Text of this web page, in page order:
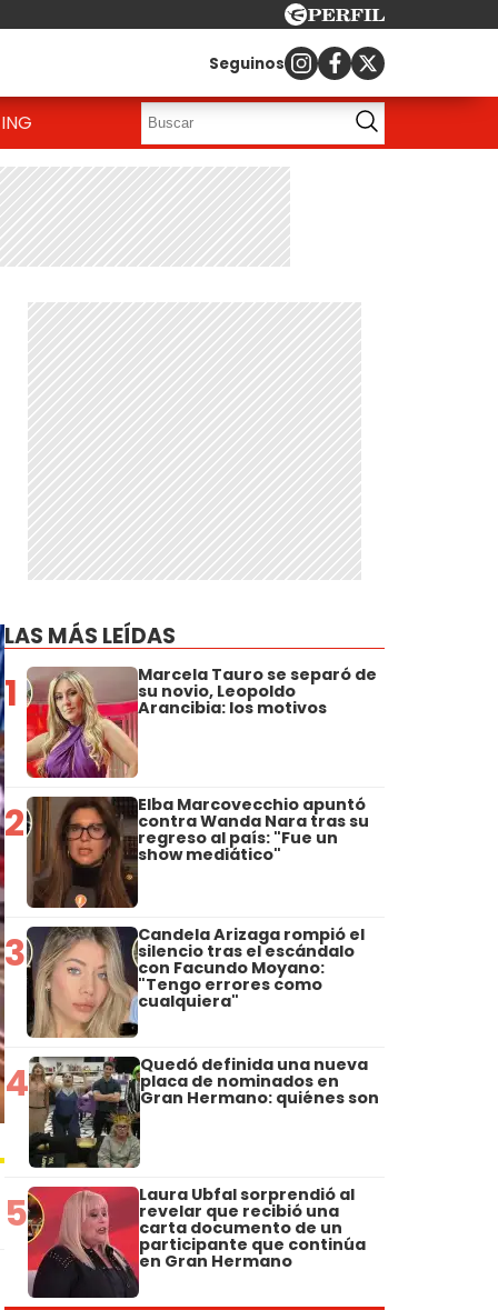
Seguinos
LAS MÁS LEÍDAS
1 Marcela Tauro se separó de
su novio, Leopoldo
Arancibia: los motivos
2 Elba Marcovecchio apuntó
contra Wanda Nara tras su
regreso al país: "Fue un
show mediático"
3 Candela Arizaga rompió el
silencio tras el escándalo
con Facundo Moyano:
"Tengo errores como
cualquiera"
4 Quedó definida una nueva
placa de nominados en
Gran Hermano: quiénes son
5 Laura Ubfal sorprendió al
revelar que recibió una
carta documento de un
participante que continúa
en Gran Hermano